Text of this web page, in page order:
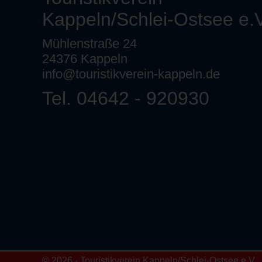
Kappeln/Schlei-Ostsee
Mühlenstraße 24
24376 Kappeln
info@touristikverein-kappeln.de
Tel. 04642 - 920930